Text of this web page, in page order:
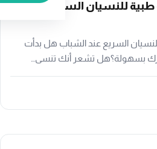
7 أسباب طبية للنسيان السريع عند
طبية للنسيان السريع عند الشباب هل بدأت
بسهولة؟هل تشعر أنك تنسى…